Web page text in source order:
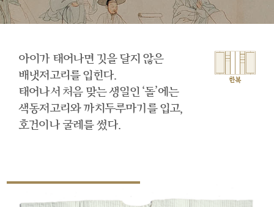
아이가 태어나면 깃을 달지 않은
배냇저고리를 입힌다.
태어나서 처음 맞는 생일인 ‘돌’에는
색동저고리와 까치두루마기를 입고,
호건이나 굴레를 썼다.
한복